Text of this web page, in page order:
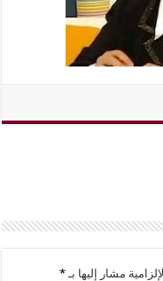
مشار إليها بـ*